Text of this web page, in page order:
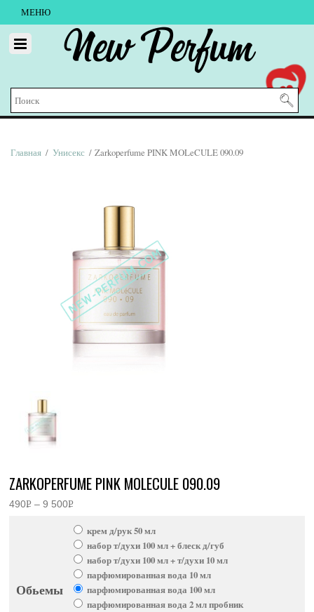
МЕНЮ
New Perfum
Главная / Унисекс / Zarkoperfume PINK MOLeCULE 090.09
ZARKOPERFUME PINK MOLECULE 090.09
490Р – 9 500Р
Обьемы
крем д/рук 50 мл
набор т/духи 100 мл + блеск д/губ
набор т/духи 100 мл + т/духи 10 мл
парфюмированная вода 10 мл
парфюмированная вода 100 мл
парфюмированная вода 2 мл пробник